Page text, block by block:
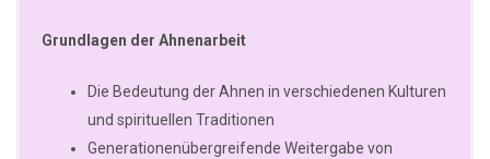
Grundlagen der Ahnenarbeit
Die Bedeutung der Ahnen in verschiedenen Kulturen
und spirituellen Traditionen
Generationenübergreifende Weitergabe von